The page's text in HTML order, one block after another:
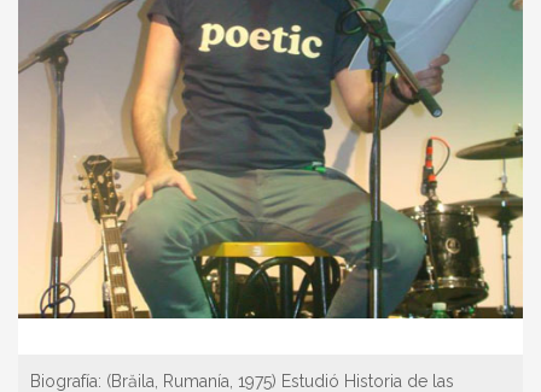
Biografía: (Brăila, Rumanía, 1975) Estudió Historia de las